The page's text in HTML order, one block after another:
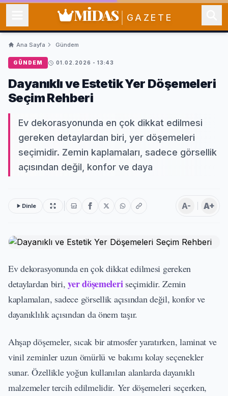
MİDAS GAZETE
Ana Sayfa Gündem
GÜNDEM 01.02.2026 - 13:43
Dayanıklı ve Estetik Yer Döşemeleri
Seçim Rehberi
Ev dekorasyonunda en çok dikkat edilmesi
gereken detaylardan biri, yer döşemeleri
seçimidir. Zemin kaplamaları, sadece görsellik
açısından değil, konfor ve daya
Dinle A- A+
Ev dekorasyonunda en çok dikkat edilmesi gereken
detaylardan biri,yer döşemeleriseçimidir. Zemin
kaplamaları, sadece görsellik açısından değil, konfor ve
dayanıklılık açısından da önem taşır.
Ahşap döşemeler, sıcak bir atmosfer yaratırken, laminat ve
vinil zeminler uzun ömürlü ve bakımı kolay seçenekler
sunar. Özellikle yoğun kullanılan alanlarda dayanıklı
malzemeler tercih edilmelidir. Yer döşemeleri seçerken,